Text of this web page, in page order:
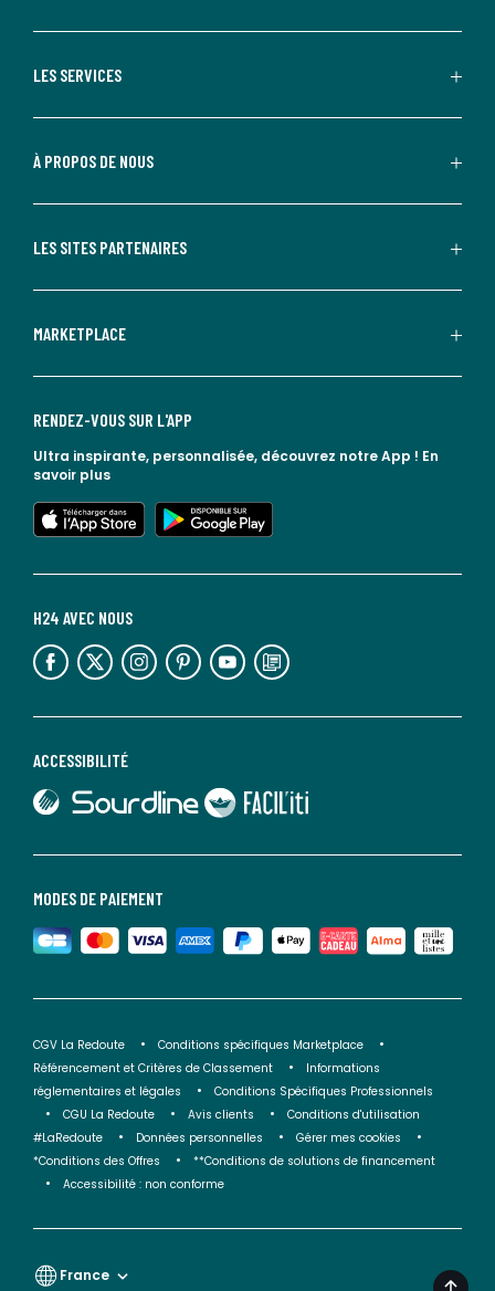
LES SERVICES
À PROPOS DE NOUS
LES SITES PARTENAIRES
MARKETPLACE
MODES DE PAIEMENT
ACCESSIBILITÉ
lien vers Sourdline
lien vers Faciliti
H24 AVEC NOUS
lien vers l'espace réseaux sociaux lien vers l'espace réseaux sociaux lien vers l'espace réseaux sociaux lien vers l'espace réseaux sociaux lien vers l'espace réseaux sociaux lien vers le blog la redoute
RENDEZ-VOUS SUR L'APP
Ultra inspirante, personnalisée, découvrez notre App ! En
savoir plus
lien vers l'app store
lien vers google play
CGV La Redoute
Conditions spécifiques Marketplace
Référencement et Critères de Classement
Informations
réglementaires et légales
Conditions Spécifiques Professionnels
CGU La Redoute
Avis clients
Conditions d'utilisation
#LaRedoute
Données personnelles
Gérer mes cookies
*Conditions des Offres
**Conditions de solutions de financement
Accessibilité : non conforme
France